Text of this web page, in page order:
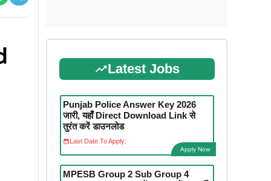
Latest Jobs
Punjab Police Answer Key 2026
जारी, यहाँ Direct Download Link से
तुरंत करें डाउनलोड
Last Date To Apply:
Apply Now
MPESB Group 2 Sub Group 4